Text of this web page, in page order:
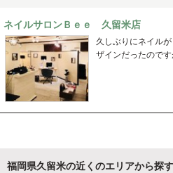
ネイルサロンＢｅｅ 久留米店
久しぶりにネイル
ザインだったのです
そうです！ スタッ
福岡県久留米の近くのエリアから探す